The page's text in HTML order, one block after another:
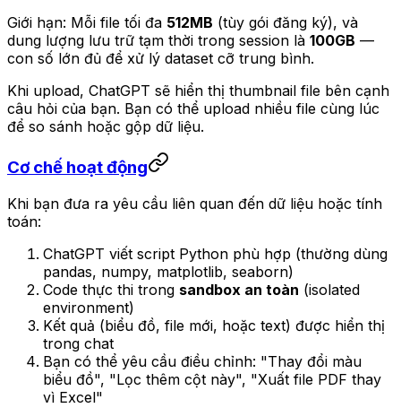
Giới hạn: Mỗi file tối đa 512MB (tùy gói đăng ký), và
dung lượng lưu trữ tạm thời trong session là 100GB —
con số lớn đủ để xử lý dataset cỡ trung bình.
Khi upload, ChatGPT sẽ hiển thị thumbnail file bên cạnh
câu hỏi của bạn. Bạn có thể upload nhiều file cùng lúc
để so sánh hoặc gộp dữ liệu.
Cơ chế hoạt động
Khi bạn đưa ra yêu cầu liên quan đến dữ liệu hoặc tính
toán:
ChatGPT viết script Python phù hợp (thường dùng
pandas, numpy, matplotlib, seaborn)
Code thực thi trong sandbox an toàn (isolated
environment)
Kết quả (biểu đồ, file mới, hoặc text) được hiển thị
trong chat
Bạn có thể yêu cầu điều chỉnh: "Thay đổi màu
biểu đồ", "Lọc thêm cột này", "Xuất file PDF thay
vì Excel"